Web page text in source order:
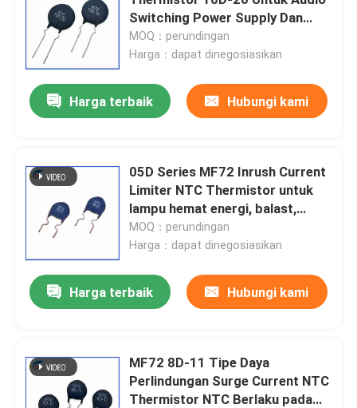
Chip pemanas PTC
Termistor NTC
Termistor NTC Daya
Sensor Suhu NTC
Varistor Oksida Logam
Sakelar Suhu Bimetal
Switching Power Supply Dan
Inverter Spot
MOQ：perundingan
Harga：dapat dinegosiasikan
Harga terbaik Hubungi kami
05D Series MF72 Inrush Current
Limiter NTC Thermistor untuk
lampu hemat energi, balast,
power supply switch
MOQ：perundingan
Harga：dapat dinegosiasikan
Harga terbaik Hubungi kami
MF72 8D-11 Tipe Daya
Perlindungan Surge Current NTC
Thermistor NTC Berlaku pada